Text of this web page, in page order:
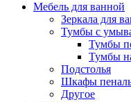
Мебель для ванной
Зеркала для
Тумбы с
Тумбы
Тумбы
Подстолья
Шкафы
Другое